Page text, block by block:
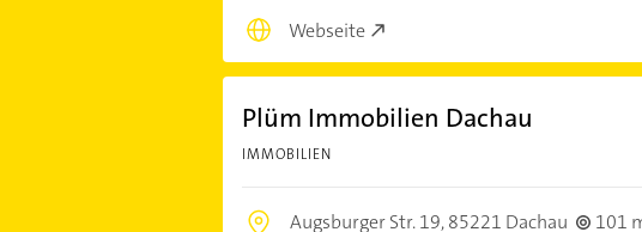
Webseite
Plüm Immobilien Dachau
IMMOBILIEN
Augsburger Str. 19,85221 Dachau
101